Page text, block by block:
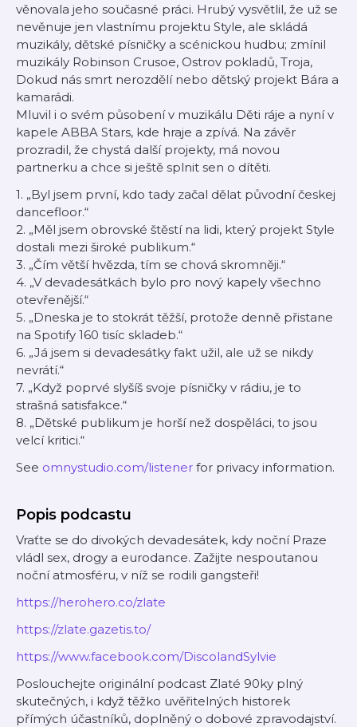
věnovala jeho současné práci. Hrubý vysvětlil, že už se
nevěnuje jen vlastnímu projektu Style, ale skládá
muzikály, dětské písničky a scénickou hudbu; zmínil
muzikály Robinson Crusoe, Ostrov pokladů, Troja,
Dokud nás smrt nerozdělí nebo dětský projekt Bára a
kamarádi.
Mluvil i o svém působení v muzikálu Děti ráje a nyní v
kapele ABBA Stars, kde hraje a zpívá. Na závěr
prozradil, že chystá další projekty, má novou
partnerku a chce si ještě splnit sen o dítěti.
1. „Byl jsem první, kdo tady začal dělat původní českej
dancefloor.“
2. „Měl jsem obrovské štěstí na lidi, který projekt Style
dostali mezi široké publikum.“
3. „Čím větší hvězda, tím se chová skromněji.“
4. „V devadesátkách bylo pro nový kapely všechno
otevřenější.“
5. „Dneska je to stokrát těžší, protože denně přistane
na Spotify 160 tisíc skladeb.“
6. „Já jsem si devadesátky fakt užil, ale už se nikdy
nevrátí.“
7. „Když poprvé slyšíš svoje písničky v rádiu, je to
strašná satisfakce.“
8. „Dětské publikum je horší než dospěláci, to jsou
velcí kritici.“
See omnystudio.com/listener for privacy information.
Popis podcastu
Vraťte se do divokých devadesátek, kdy noční Praze
vládl sex, drogy a eurodance. Zažijte nespoutanou
noční atmosféru, v níž se rodili gangsteři!
https://herohero.co/zlate
https://zlate.gazetis.to/
https://www.facebook.com/DiscolandSylvie
Poslouchejte originální podcast Zlaté 90ky plný
skutečných, i když těžko uvěřitelných historek
přímých účastníků, doplněný o dobové zpravodajství.